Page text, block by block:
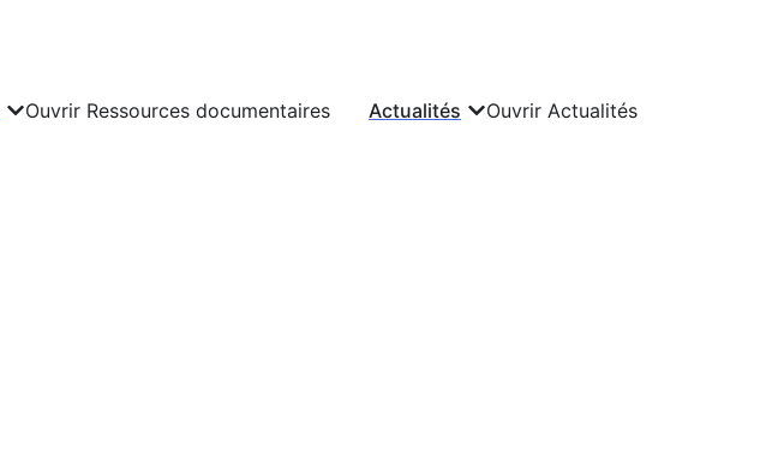
Ouvrir Ressources documentaires Actualités
Ouvrir Actualités